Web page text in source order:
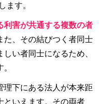
ます。
利害が共通する複数の者
た、その結びつく者同士
い者同士になるため、
理下にある法人が本来距
といえます。その両者